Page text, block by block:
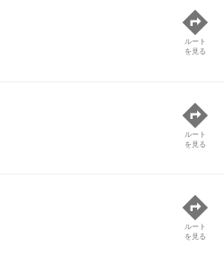
ルート
を見る
ルート
を見る
ルート
を見る